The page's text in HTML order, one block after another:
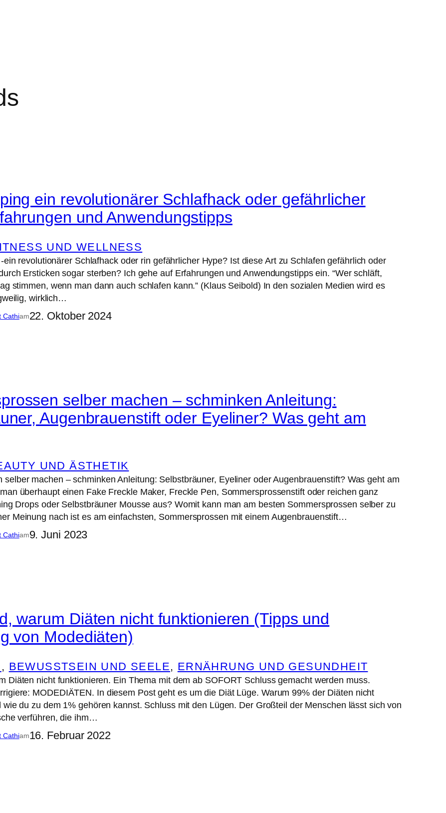
ein revolutionärer Schlafhack oder gefährlicher
und Anwendungstipps
UND WELLNESS
ein revolutionärer Schlafhack oder rin gefährlicher Hype? Ist diese Art zu Schlafen gefährlich oder
Ersticken sogar sterben? Ich gehe auf Erfahrungen und Anwendungstipps ein. “Wer schläft,
stimmen, wenn man dann auch schlafen kann.” (Klaus Seibold) In den sozialen Medien wird es
wirklich…
Cathiam22. Oktober 2024
selber machen – schminken Anleitung:
Augenbrauenstift oder Eyeliner? Was geht am
UND ÄSTHETIK
selber machen – schminken Anleitung: Selbstbräuner, Eyeliner oder Augenbrauenstift? Was geht am
überhaupt einen Fake Freckle Maker, Freckle Pen, Sommersprossenstift oder reichen ganz
Drops oder Selbstbräuner Mousse aus? Womit kann man am besten Sommersprossen selber zu
Meinung nach ist es am einfachsten, Sommersprossen mit einem Augenbrauenstift…
Cathiam9. Juni 2023
warum Diäten nicht funktionieren (Tipps und
von Modediäten)
, BEWUSSTSEIN UND SEELE, ERNÄHRUNG UND GESUNDHEIT
Diäten nicht funktionieren. Ein Thema mit dem ab SOFORT Schluss gemacht werden muss.
MODEDIÄTEN. In diesem Post geht es um die Diät Lüge. Warum 99% der Diäten nicht
wie du zu dem 1% gehören kannst. Schluss mit den Lügen. Der Großteil der Menschen lässt sich von
verführen, die ihm…
Cathiam16. Februar 2022